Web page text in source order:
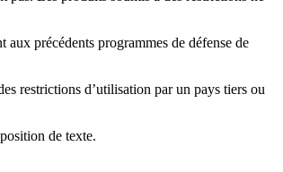
précédents programmes de défense de
restrictions d’utilisation par un pays tiers ou
de texte.